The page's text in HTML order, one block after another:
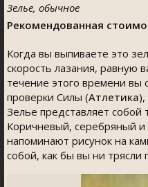
Зелье, обычное
Рекомендованная
Когда вы выпиваете это
скорость лазания, равную
течение этого времени
проверки Силы (Атлетика
Зелье представляет
Коричневый, серебряный и
напоминают рисунок на
собой, как бы вы ни трясли